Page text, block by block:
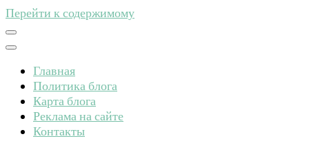
Перейти к содержимому
Главная
Политика блога
Карта блога
Реклама на сайте
Контакты